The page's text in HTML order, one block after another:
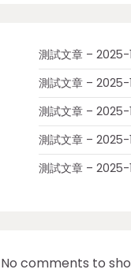
測試文章 – 2025-
測試文章 –
測試文章 – 2025-
測試文章 – 2025-
測試文章 – 2025-
No comments to